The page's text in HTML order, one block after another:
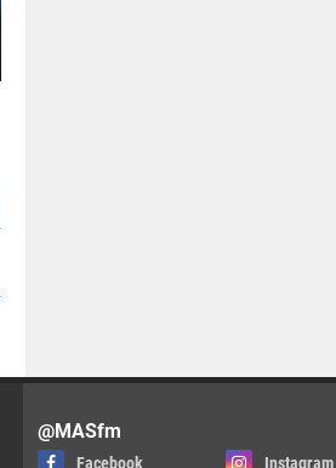
@MASfm
Facebook Instagram